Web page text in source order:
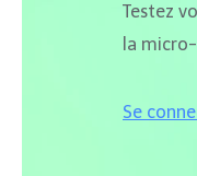
Testez
la
Se